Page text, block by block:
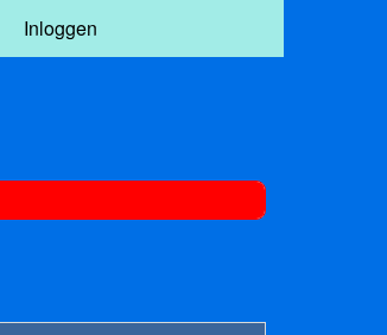
Inloggen